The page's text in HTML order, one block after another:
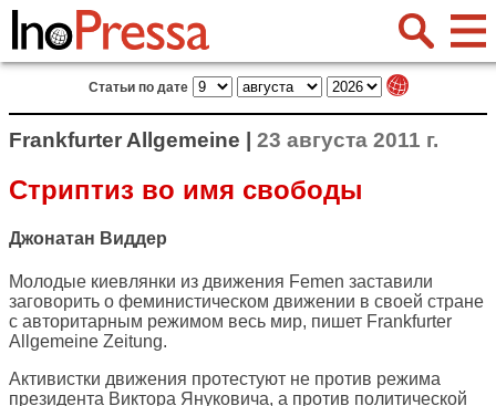
Статьи по дате
Frankfurter Allgemeine | 23 августа 2011 г.
Стриптиз во имя свободы
Джонатан Виддер
Молодые киевлянки из движения Femen заставили
заговорить о феминистическом движении в своей стране
с авторитарным режимом весь мир, пишет Frankfurter
Allgemeine Zeitung.
Активистки движения протестуют не против режима
президента Виктора Януковича, а против политической